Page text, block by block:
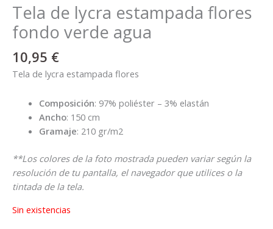
Tela de lycra estampada flores
fondo verde agua
10,95 €
Tela de lycra estampada flores
Composición: 97% poliéster – 3% elastán
Ancho: 150 cm
Gramaje: 210 gr/m2
**Los colores de la foto mostrada pueden variar según la
resolución de tu pantalla, el navegador que utilices o la
tintada de la tela.
Sin existencias